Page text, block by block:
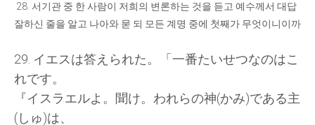
28. 서기관 중 한 사람이 저희의 변론하는 것을 듣고 예수께서 대답
잘하신 줄을 알고 나아와 묻 되 모든 계명 중에 첫째가 무엇이니이까
29. イエスは答えられた。「 一番たいせつなのはこ
れです。
『イスラエルよ 。 聞け。 われらの神(かみ)である主
(しゅ)は、